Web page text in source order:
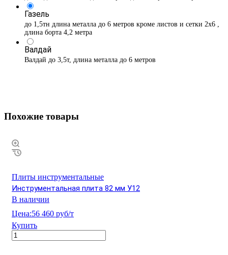
Газель
до 1,5тн длина металла до 6 метров кроме листов и сетки 2х6 ,
длина борта 4,2 метра
Валдай
Валдай до 3,5т, длина металла до 6 метров
Похожие товары
Плиты инструментальные
Инструментальная плита 82 мм У12
В наличии
Цена:56 460 руб/т
Купить